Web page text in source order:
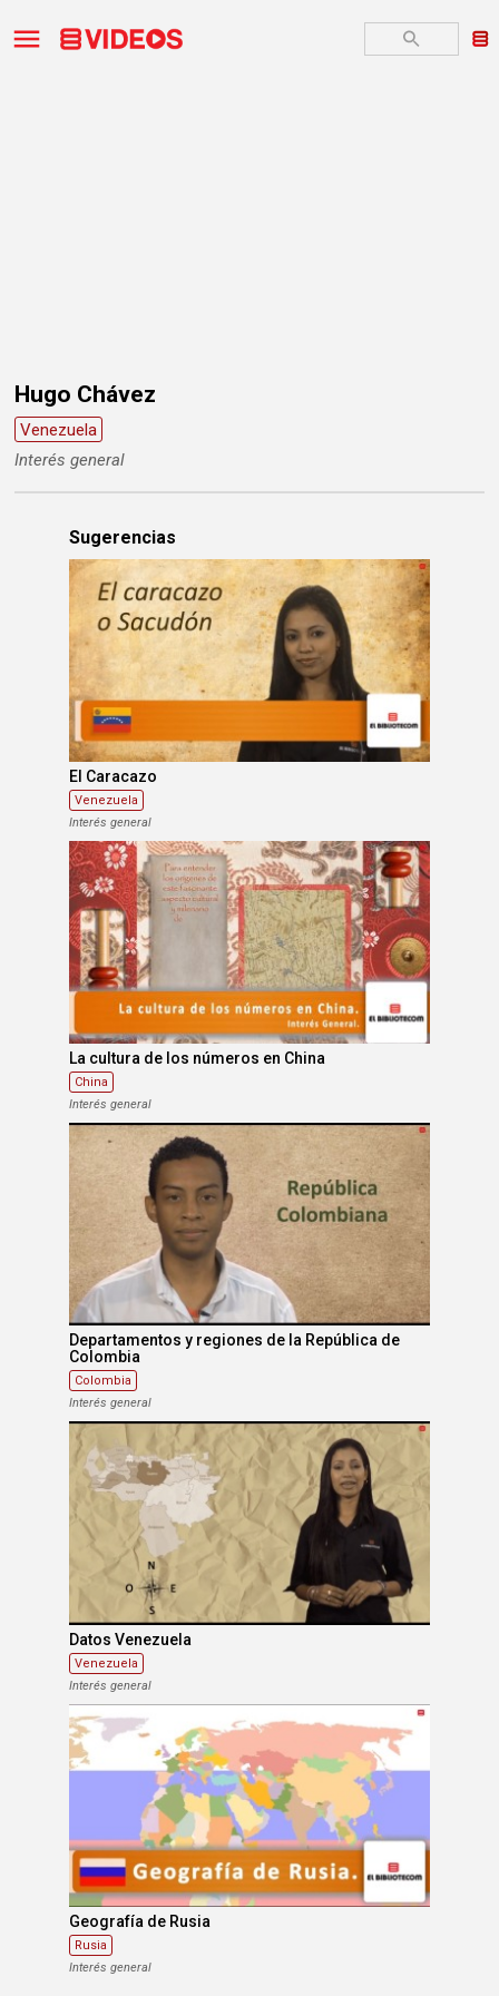
Hugo Chávez
Venezuela
Interés general
Sugerencias
El Caracazo
Venezuela
Interés general
La cultura de los números en China
China
Interés general
Departamentos y regiones de la República de
Colombia
Colombia
Interés general
Datos Venezuela
Venezuela
Interés general
Geografía de Rusia
Rusia
Interés general